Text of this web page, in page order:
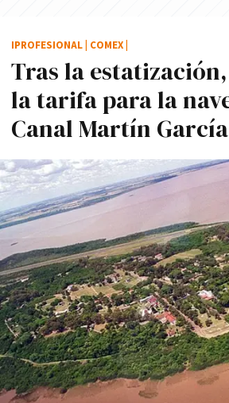
Tras la
la tarifa para la
Canal Martí­n Garcí­a
IPROFESIONAL COMEX